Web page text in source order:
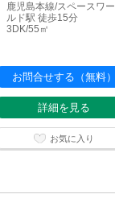
鹿児島本線/スペースワー
ルド駅 徒歩15分
3DK/55㎡
お問合せする（無料）
詳細を見る
お気に入り